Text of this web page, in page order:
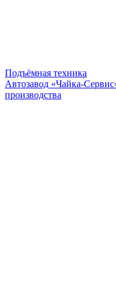
Подъёмная техника
Автозавод «Чайка-
производства